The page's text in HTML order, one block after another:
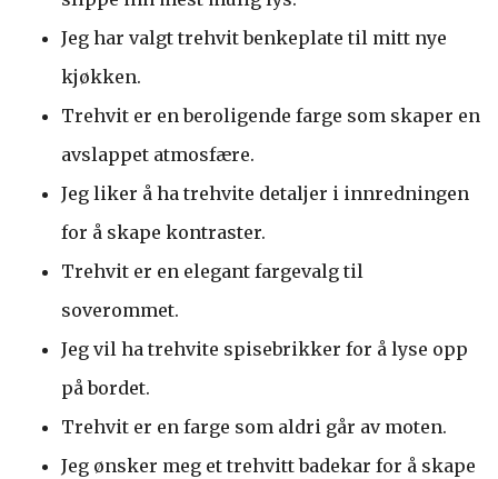
Jeg har valgt trehvit benkeplate til mitt nye
kjøkken.
Trehvit er en beroligende farge som skaper en
avslappet atmosfære.
Jeg liker å ha trehvite detaljer i innredningen
for å skape kontraster.
Trehvit er en elegant fargevalg til
soverommet.
Jeg vil ha trehvite spisebrikker for å lyse opp
på bordet.
Trehvit er en farge som aldri går av moten.
Jeg ønsker meg et trehvitt badekar for å skape